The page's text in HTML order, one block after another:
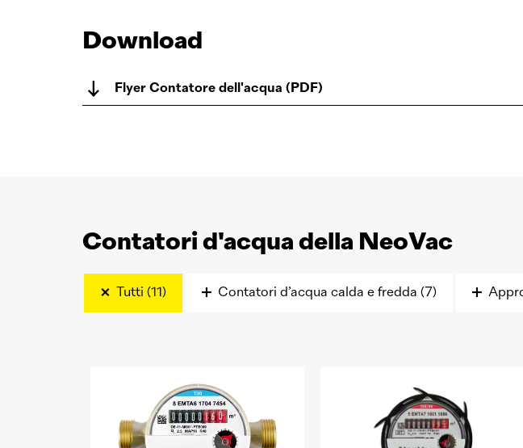
Download
Flyer Contatore dell'acqua (PDF)
Contatori d'acqua della NeoVac
Tutti (11) Contatori d’acqua calda e fredda (7)